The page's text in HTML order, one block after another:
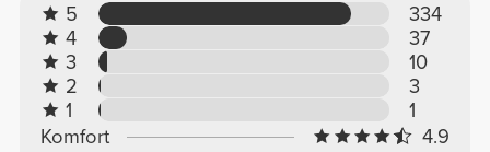
5
334
4
37
3
10
2
3
1
1
Komfort
4.9